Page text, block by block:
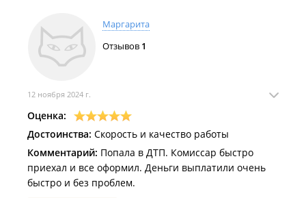
Маргарита
Отзывов 1
12 ноября 2024 г.
Оценка:
Достоинства: Скорость и качество работы
Комментарий: Попала в ДТП. Комиссар быстро
приехал и все оформил. Деньги выплатили очень
быстро и без проблем.